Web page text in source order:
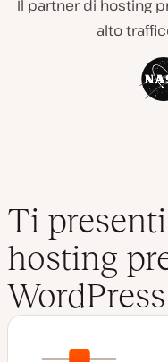
Il partner di hosting
alto
Ti
hosting